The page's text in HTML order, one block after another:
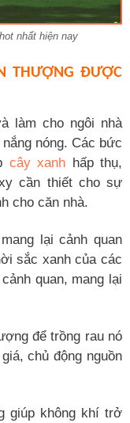
nhất hiện nay
THƯỢNG ĐƯỢC
làm cho ngôi nhà
nóng. Các bức
cây xanh hấp thụ,
cần thiết cho sự
cho căn nhà.
lại cảnh quan
sắc xanh của các
quan, mang lại
để trồng rau nó
chủ động nguồn
giúp không khí trở